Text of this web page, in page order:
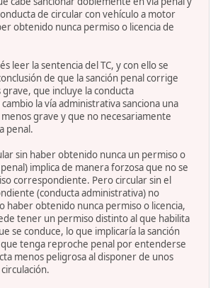
de circular con vehículo a motor
obtenido nunca permiso o licencia de
leer la sentencia del TC, y con ello se
de que la sanción penal corrige
grave, que incluye la conducta
la vía administrativa sanciona una
grave y que no necesariamente
penal.
sin haber obtenido nunca un permiso o
implica de manera forzosa que no se
correspondiente. Pero circular sin el
(conducta administrativa) no
haber obtenido nunca permiso o licencia,
tener un permiso distinto al que habilita
se conduce, lo que implicaría la sanción
tenga reproche penal por entenderse
menos peligrosa al disponer de unos